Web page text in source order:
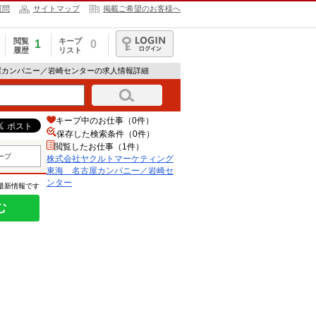
問 サイトマップ 掲載ご希望のお客様へ
閲覧
履歴
1
キープ
リスト
0
ログイン
ンパニー／岩崎センターの求人情報詳細
プ
新情報です
キープ中のお仕事（0件）
保存した検索条件（0件）
閲覧したお仕事（1件）
株式会社ヤクルトマーケティング
東海 名古屋カンパニー／岩崎セ
ンター